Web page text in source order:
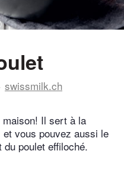
swissmilk.ch
maison! Il sert à la
vous pouvez aussi le
poulet effiloché.